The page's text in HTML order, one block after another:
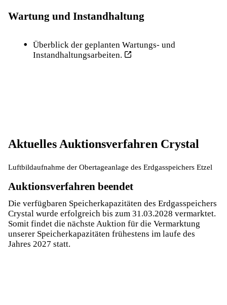
Wartung und Instandhaltung
Überblick der geplanten Wartungs- und
Instandhaltungsarbeiten.
Aktuelles Auktionsverfahren Crystal
Luftbildaufnahme der Obertageanlage des Erdgasspeichers Etzel
Auktionsverfahren beendet
Die verfügbaren Speicherkapazitäten des Erdgasspeichers
Crystal wurde erfolgreich bis zum 31.03.2028 vermarktet.
Somit findet die nächste Auktion für die Vermarktung
unserer Speicherkapazitäten frühestens im laufe des
Jahres 2027 statt.